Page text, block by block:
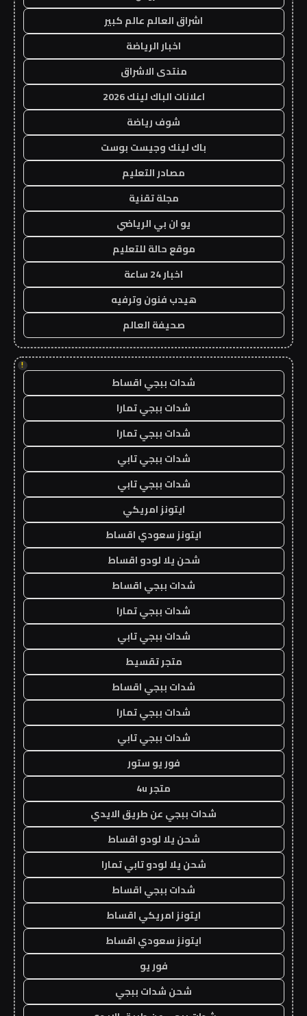
اشراق العالم عالم كبير
اخبار الرياضة
منتدى الاشراق
اعلانات الباك لينك 2026
شوف رياضة
باك لينك وجيست بوست
مصادر التعليم
مجلة تقنية
يو ان بي الرياضي
موقع حالة للتعليم
اخبار 24 ساعة
هيدب فنون وترفيه
صحيفة العالم
!
شدات ببجي اقساط
شدات ببجي تمارا
شدات ببجي تمارا
شدات ببجي تابي
شدات ببجي تابي
ايتونز امريكي
ايتونز سعودي اقساط
شحن يلا لودو اقساط
شدات ببجي اقساط
شدات ببجي تمارا
شدات ببجي تابي
متجر تقسيط
شدات ببجي اقساط
شدات ببجي تمارا
شدات ببجي تابي
فور يو ستور
متجر 4u
شدات ببجي عن طريق الايدي
شحن يلا لودو اقساط
شحن يلا لودو تابي تمارا
شدات ببجي اقساط
ايتونز امريكي اقساط
ايتونز سعودي اقساط
فور يو
شحن شدات ببجي